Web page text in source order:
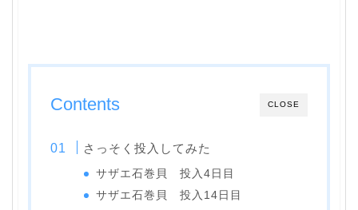
CLOSE
Contents
さっそく投入してみた
サザエ石巻貝 投入4日目
サザエ石巻貝 投入14日目